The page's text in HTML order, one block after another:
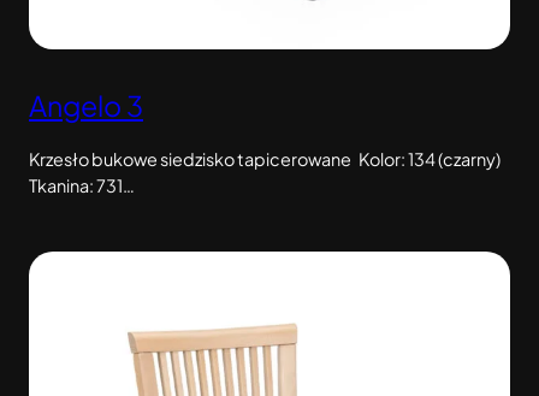
Angelo 3
Krzesło bukowe siedzisko tapicerowane Kolor: 134 (czarny)
Tkanina: 731…